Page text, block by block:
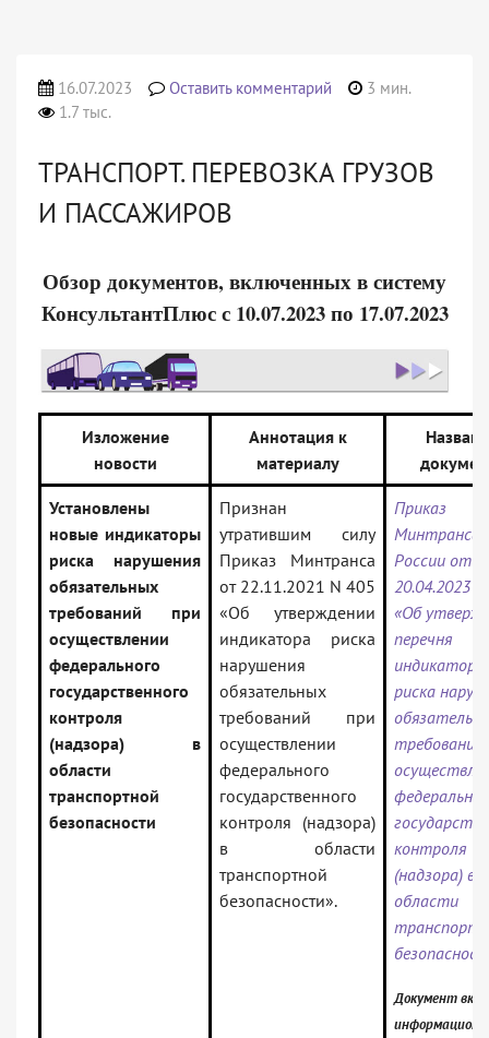
16.07.2023 Оставить комментарий
3 мин.
1.7 тыс.
ТРАНСПОРТ. ПЕРЕВОЗКА ГРУЗОВ
И ПАССАЖИРОВ
Обзор документов, включенных в систему
КонсультантПлюс с 10.07.2023 по 17.07.2023
Изложение
новости
Аннотация к
материалу
Установлены
новые индикаторы
риска нарушения
обязательных
требований при
осуществлении
федерального
государственного
контроля
(надзора) в
области
транспортной
безопасности
Признан
утратившим силу
Приказ Минтранса
от 22.11.2021 N 405
«Об утверждении
индикатора риска
нарушения
обязательных
требований при
осуществлении
федерального
государственного
контроля (надзора)
в области
транспортной
безопасности».
Приказ
Минтранса
России от
20.04.2023
«Об
перечня
риска
требований
контроля
(надзора) в
области
Документ